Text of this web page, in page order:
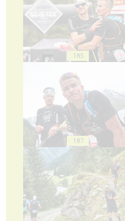
185
187